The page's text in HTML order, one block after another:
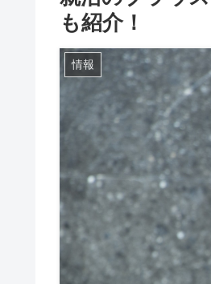
も紹介！
情報